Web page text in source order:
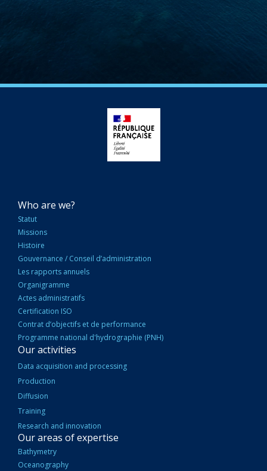
NAVIGATION
PRINCIPALE
Who are we?
Statut
Missions
Histoire
Gouvernance / Conseil d’administration
Les rapports annuels
Organigramme
Actes administratifs
Certification ISO
Contrat d’objectifs et de performance
Programme national d'hydrographie (PNH)
Our activities
Data acquisition and processing
Production
Diffusion
Training
Research and innovation
Our areas of expertise
Bathymetry
Oceanography